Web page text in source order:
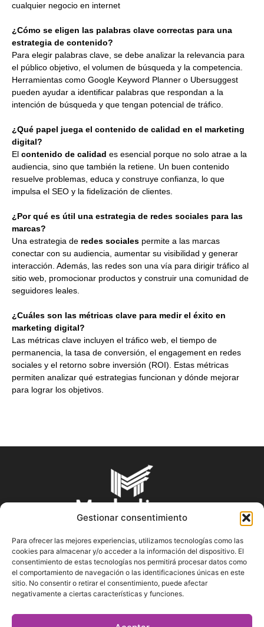
Gestionar consentimiento
Para ofrecer las mejores experiencias, utilizamos tecnologías como las
cookies para almacenar y/o acceder a la información del dispositivo. El
consentimiento de estas tecnologías nos permitirá procesar datos como
el comportamiento de navegación o las identificaciones únicas en este
sitio. No consentir o retirar el consentimiento, puede afectar
negativamente a ciertas características y funciones.
cualquier negocio en internet
¿Cómo se eligen las palabras clave correctas para una
estrategia de contenido?
Para elegir palabras clave, se debe analizar la relevancia para
el público objetivo, el volumen de búsqueda y la competencia.
Herramientas como Google Keyword Planner o Ubersuggest
pueden ayudar a identificar palabras que respondan a la
intención de búsqueda y que tengan potencial de tráfico.
¿Qué papel juega el contenido de calidad en el marketing
digital?
El contenido de calidad es esencial porque no solo atrae a la
audiencia, sino que también la retiene. Un buen contenido
resuelve problemas, educa y construye confianza, lo que
impulsa el SEO y la fidelización de clientes.
¿Por qué es útil una estrategia de redes sociales para las
marcas?
Una estrategia de redes sociales permite a las marcas
conectar con su audiencia, aumentar su visibilidad y generar
interacción. Además, las redes son una vía para dirigir tráfico al
sitio web, promocionar productos y construir una comunidad de
seguidores leales.
¿Cuáles son las métricas clave para medir el éxito en
marketing digital?
Las métricas clave incluyen el tráfico web, el tiempo de
permanencia, la tasa de conversión, el engagement en redes
sociales y el retorno sobre inversión (ROI). Estas métricas
permiten analizar qué estrategias funcionan y dónde mejorar
para lograr los objetivos.
SOBRE NOSOTROS
En Marketin.es encontrarás la más actualizada y veraz
información sobre el mundo del marketing; consejos